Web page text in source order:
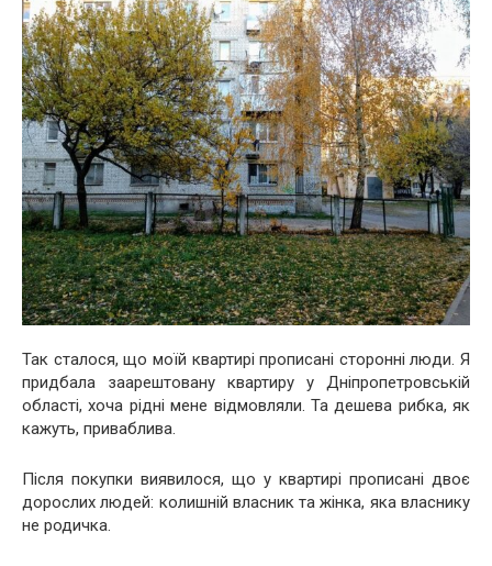
Так сталося, що моїй квартирі прописані сторонні люди. Я
придбала заарештовану квартиру у Дніпропетровській
області, хоча рідні мене відмовляли. Та дешева рибка, як
кажуть, приваблива.
Після покупки виявилося, що у квартирі прописані двоє
дорослих людей: колишній власник та жінка, яка власнику
не родичка.